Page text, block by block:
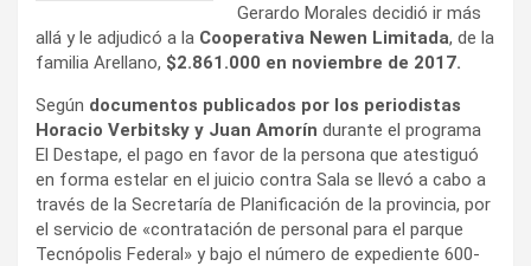
Gerardo Morales decidió ir más
allá y le adjudicó a la Cooperativa Newen Limitada, de la
familia Arellano, $2.861.000 en noviembre de 2017.
Según documentos publicados por los periodistas
Horacio Verbitsky y Juan Amorín durante el programa
El Destape, el pago en favor de la persona que atestiguó
en forma estelar en el juicio contra Sala se llevó a cabo a
través de la Secretaría de Planificación de la provincia, por
el servicio de «contratación de personal para el parque
Tecnópolis Federal» y bajo el número de expediente 600-